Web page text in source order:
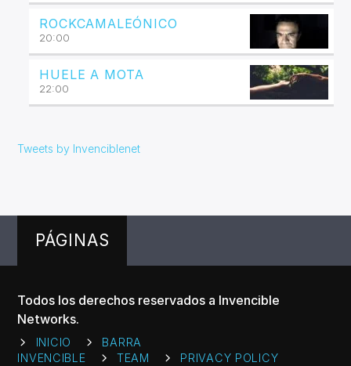
ROCKCAMALEÓNICO
20:00
HUELE A MOTA
22:00
Tweets by Invenciblenet
PÁGINAS
Todos los derechos reservados a Invencible
Networks.
INICIO
BARRA
INVENCIBLE
TEAM PRIVACY POLICY